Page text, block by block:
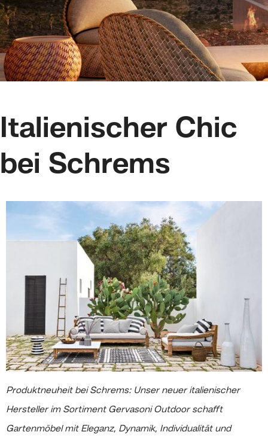
Italienischer Chic
bei Schrems
Produktneuheit bei Schrems: Unser neuer italienischer
Hersteller im Sortiment Gervasoni Outdoor schafft
Gartenmöbel mit Eleganz, Dynamik, Individualität und